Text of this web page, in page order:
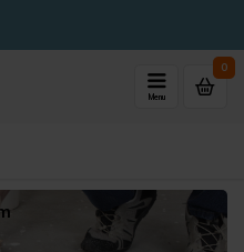
Menu
0